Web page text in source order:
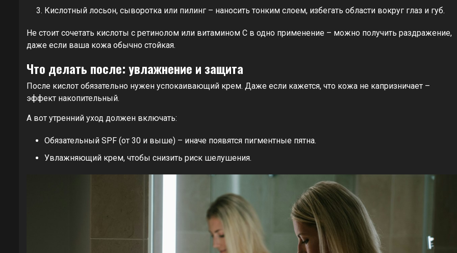
Кислотный лосьон, сыворотка или пилинг – наносить тонким слоем, избегать области вокруг глаз и губ.
Не стоит сочетать кислоты с ретинолом или витамином С в одно применение – можно получить раздражение,
даже если ваша кожа обычно стойкая.
Что делать после: увлажнение и защита
После кислот обязательно нужен успокаивающий крем. Даже если кажется, что кожа не капризничает –
эффект накопительный.
А вот утренний уход должен включать:
Обязательный SPF (от 30 и выше) – иначе появятся пигментные пятна.
Увлажняющий крем, чтобы снизить риск шелушения.